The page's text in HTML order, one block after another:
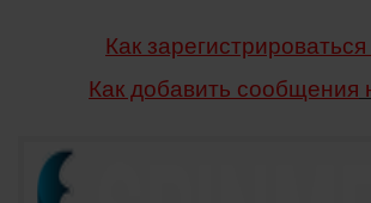
Как
Как добавить сообщения